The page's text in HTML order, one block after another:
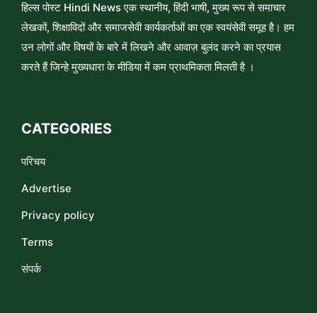
हिल्स पोस्ट Hindi News एक स्थानीय, हिंदी भाषी, मुख्य रूप से समाचार
लेखकों, शिक्षाविदों और समाजसेवी कार्यकर्ताओं का एक स्वयंसेवी समूह है। हम
उन लोगों और विषयों के बारे में लिखने और आवाज़ बुलंद करने का प्रयास
करते हैं जिन्हे मुख्यधारा के मीडिया में कम प्राथमिकता मिलती है ।
CATEGORIES
परिचय
Advertise
Privacy policy
Terms
संपर्क